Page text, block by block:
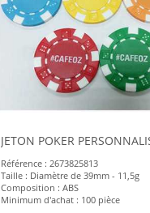
Référence : 2673825813
Taille : Diamètre de 39mm - 11,5g
Composition : ABS
Minimum d'achat : 100 pièce